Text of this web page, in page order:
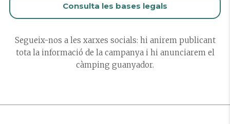
Consulta les bases legals
Segueix-nos a les xarxes socials: hi anirem publicant
tota la informació de la campanya i hi anunciarem el
càmping guanyador.